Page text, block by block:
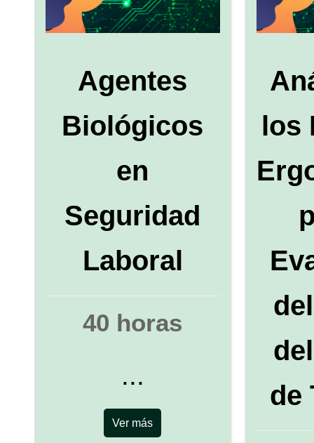
Agentes
Biológicos
en
Seguridad
Laboral
40 horas
...
Ver más
los
de